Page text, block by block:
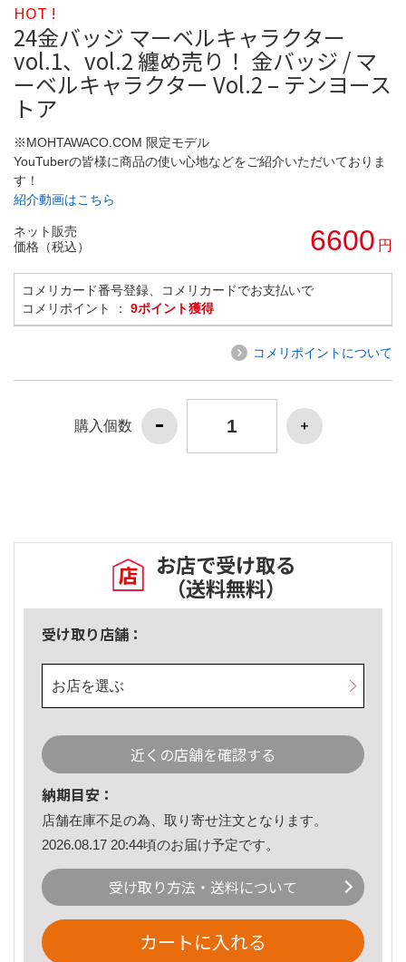
HOT !
24金バッジ マーベルキャラクター
vol.1、vol.2 纏め売り！ 金バッジ / マ
ーベルキャラクター Vol.2 – テンヨース
トア
※MOHTAWACO.COM 限定モデル
YouTuberの皆様に商品の使い心地などをご紹介いただいておりま
す！
紹介動画はこちら
ネット販売
価格（税込）
6600 円
コメリカード番号登録、コメリカードでお支払いで
コメリポイント ： 9ポイント獲得
コメリポイントについて
購入個数
お店で受け取る
（送料無料）
受け取り店舗：
お店を選ぶ
近くの店舗を確認する
納期目安：
店舗在庫不足の為、取り寄せ注文となります。
2026.08.17 20:44頃のお届け予定です。
受け取り方法・送料について
カートに入れる